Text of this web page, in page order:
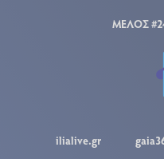
ΜΕΛΟΣ
ilialive.gr